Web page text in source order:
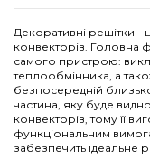
Декоративні решітки -
конвекторів. Головна
самого пристрою:
теплообмінника, а
безпосередній
частина, яку буде
конвекторів, тому її
функціональним
забезпечить ідеальне